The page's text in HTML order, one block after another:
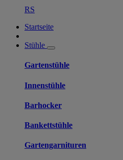
RS
Startseite
Stühle
Gartenstühle
Innenstühle
Barhocker
Bankettstühle
Gartengarnituren